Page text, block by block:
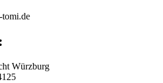
Würzburg